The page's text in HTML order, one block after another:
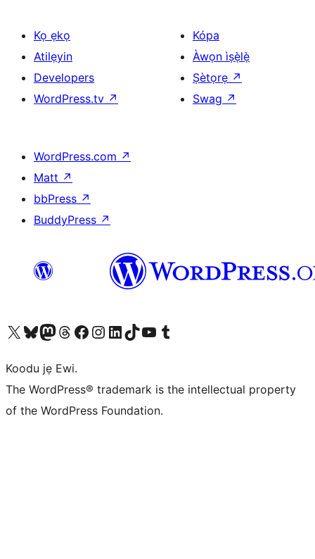
Kọ ẹkọ
Atilẹyin
Developers
WordPress.tv ↗
Kópa
Àwọn ìṣẹ̀lẹ̀
Ṣètọrẹ ↗
Swag ↗
WordPress.com ↗
Matt ↗
bbPress ↗
BuddyPress ↗
Ṣabẹwo sí àkàùntù X (Twitter tẹ́lẹ̀) waBẹwo akanti Bluesky waLọ sí àkáǹtì Mastodon waBẹwo akanti Threads waṢabẹwo si Facebook waVisit our Instagram account
Visit our LinkedIn account
Bẹwo akanti TikTok waVisit our YouTube channel
Bẹwo akanti Tumblr wa
Koodu jẹ Ewi.
The WordPress® trademark is the intellectual property
of the WordPress Foundation.